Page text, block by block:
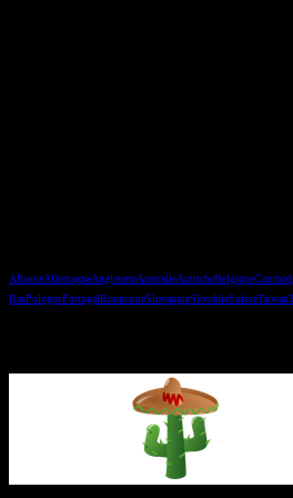
AlbanieAllemagneAngleterreAustralieAutricheBelgique
BasPolognePortugalRoumanieSlovaquieSlovénieSuisseTaiwan